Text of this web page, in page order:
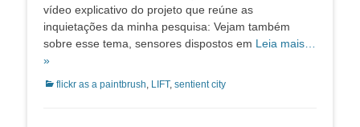
vídeo explicativo do projeto que reúne as
inquietações da minha pesquisa: Vejam também
sobre esse tema, sensores dispostos em Leia mais…
»
Categorias:
flickr as a paintbrush, LIFT, sentient city